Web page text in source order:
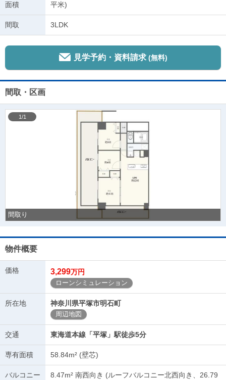
面積
平米)
間取 3LDK
見学予約・資料請求 (無料)
間取・区画
間取り
1/1
物件概要
価格 3,299万円
ローンシミュレーション
所在地 神奈川県平塚市明石町
周辺地図
交通 東海道本線「平塚」駅徒歩5分
専有面積 58.84m² (壁芯)
バルコニー
8.47m² 南西向き (ルーフバルコニー北西向き、26.79